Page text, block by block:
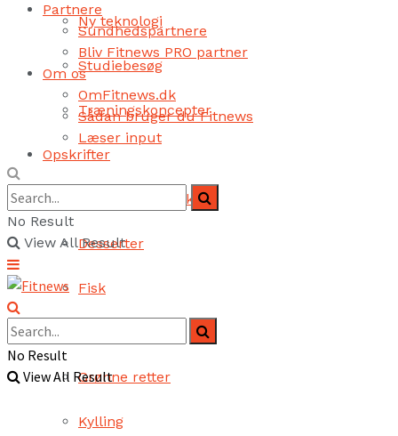
Ny teknologi
Studiebesøg
Træningskoncepter
Opskrifter
Brød og bagværk
Desserter
Fisk
Grønne retter
Kylling
Partnere
Sundhedspartnere
Bliv Fitnews PRO partner
Om os
OmFitnews.dk
Sådan bruger du Fitnews
Læser input
No Result
View All Result
No Result
View All Result